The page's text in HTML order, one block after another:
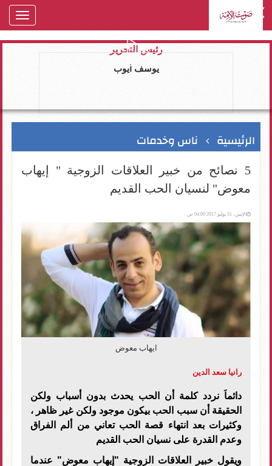
رئيس التحرير
يوسف ايوب
الرئيسية ناس وخدمات
5 نصائح من خبير العلاقات الزوجية " إيهاب
معوض" لنسيان الحب القديم
الإثنين، 31 يوليو 2017 04:00 ص
ايهاب معوض
رانيا سعد الدين
دائماَ نردد كلمة أن الحب يحدث بدون أسباب ولكن
الحقيقة أن سبب الحب بيكون موجود ولكن غير ظاهر ،
وكثيرات بعد انتهاء قصة الحب تعاني من ألم الفراق
وعدم القدرة على نسيان الحب القديم
ويقول خبير العلاقات الزوجية "إيهاب معوض" عندما